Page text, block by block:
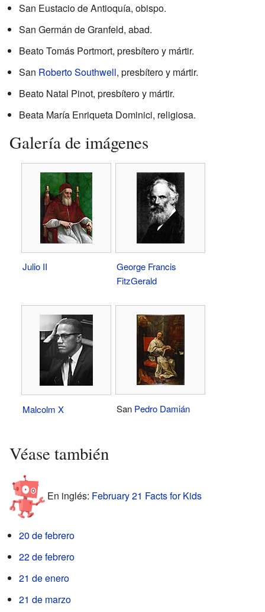
San Eustacio de Antioquía, obispo.
San Germán de Granfeld, abad.
Beato Tomás Portmort, presbítero y mártir.
San Roberto Southwell, presbítero y mártir.
Beato Natal Pinot, presbítero y mártir.
Beata María Enriqueta Dominici, religiosa.
Galería de imágenes
Julio II
George Francis
FitzGerald
Malcolm X San Pedro Damián
Véase también
En inglés: February 21 Facts for Kids
20 de febrero
22 de febrero
21 de enero
21 de marzo